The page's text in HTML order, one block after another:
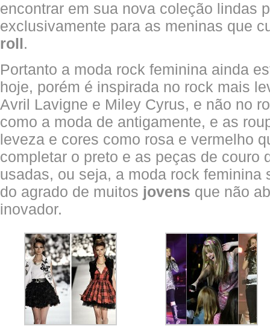
encontrar em sua nova coleção lindas
exclusivamente para as meninas que
roll .
Portanto a moda rock feminina ainda
hoje, porém é inspirada no rock mais
Avril Lavigne e Miley Cyrus, e não no
como a moda de antigamente, e as
leveza e cores como rosa e vermelho
completar o preto e as peças de couro
usadas, ou seja, a moda rock feminina
do agrado de muitos jovens que não
inovador.